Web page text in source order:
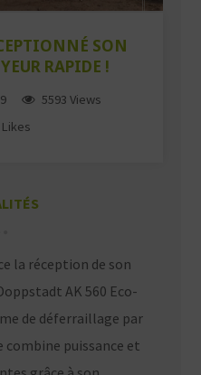
SON
RAPIDE !
5593 Views
Likes
la réception de son
AK 560 Eco-
de déferraillage par
combine puissance et